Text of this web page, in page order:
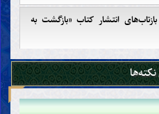
انتشار کتاب «بازگشت به